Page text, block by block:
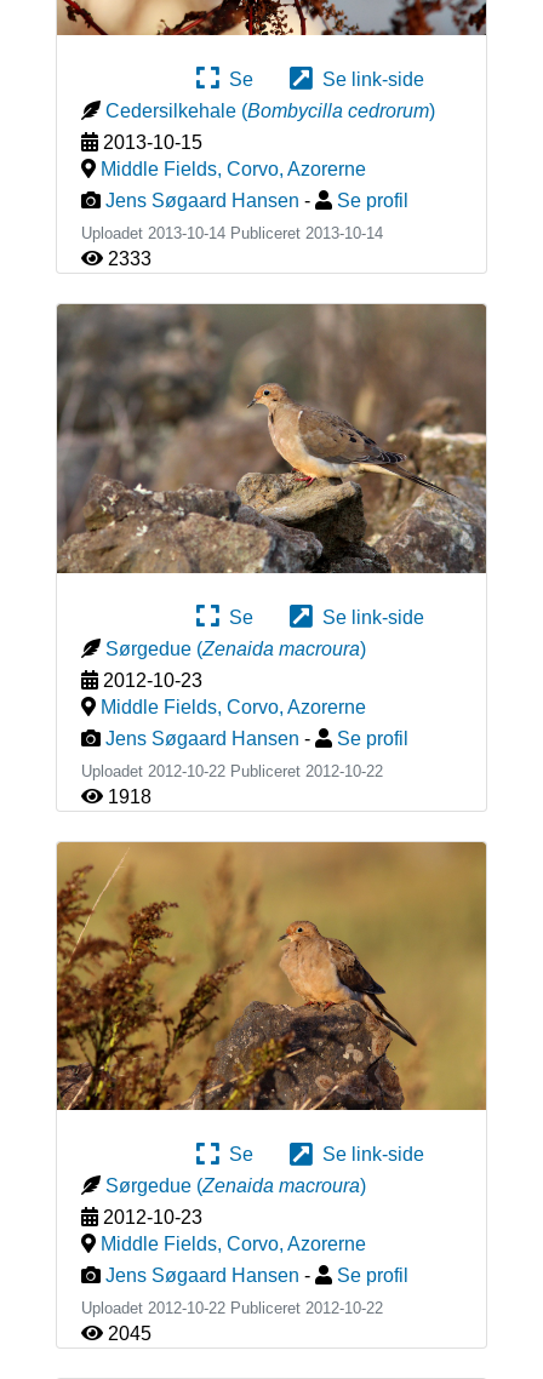
Se
Se link-side
Cedersilkehale (Bombycilla cedrorum)
2013-10-15
Middle Fields, Corvo, Azorerne
Jens Søgaard Hansen - Se profil
Uploadet 2013-10-14 Publiceret 2013-10-14
2333
Se
Se link-side
Sørgedue (Zenaida macroura)
2012-10-23
Middle Fields, Corvo, Azorerne
Jens Søgaard Hansen - Se profil
Uploadet 2012-10-22 Publiceret 2012-10-22
1918
Se
Se link-side
Sørgedue (Zenaida macroura)
2012-10-23
Middle Fields, Corvo, Azorerne
Jens Søgaard Hansen - Se profil
Uploadet 2012-10-22 Publiceret 2012-10-22
2045